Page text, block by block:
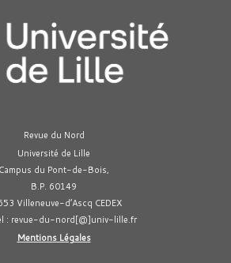
Revue du Nord
Université de Lille
Campus du Pont-de-Bois,
B.P. 60149
Villeneuve-d’Ascq CEDEX
: revue-du-nord[@]univ-lille.fr
Mentions Légales